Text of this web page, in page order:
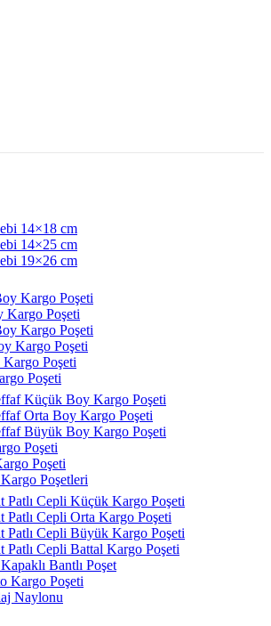
14×18 cm
14×25 cm
19×26 cm
Kargo Poşeti
Kargo Poşeti
Kargo Poşeti
Kargo Poşeti
Poşeti
Poşeti
Küçük Boy Kargo Poşeti
Orta Boy Kargo Poşeti
Büyük Boy Kargo Poşeti
Poşeti
Poşeti
Kargo Poşetleri
Patlı Cepli Küçük Kargo Poşeti
Patlı Cepli Orta Kargo Poşeti
Patlı Cepli Büyük Kargo Poşeti
Patlı Cepli Battal Kargo Poşeti
Bantlı Poşet
Kargo Poşeti
Naylonu